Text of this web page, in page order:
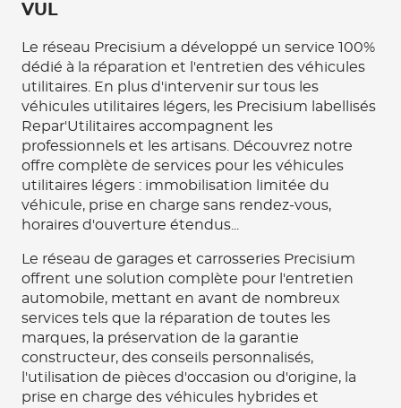
VUL
Le réseau Precisium a développé un service 100%
dédié à la réparation et l'entretien des véhicules
utilitaires. En plus d'intervenir sur tous les
véhicules utilitaires légers, les Precisium labellisés
Repar'Utilitaires accompagnent les
professionnels et les artisans. Découvrez notre
offre complète de services pour les véhicules
utilitaires légers : immobilisation limitée du
véhicule, prise en charge sans rendez-vous,
horaires d'ouverture étendus...
Le réseau de garages et carrosseries Precisium
offrent une solution complète pour l'entretien
automobile, mettant en avant de nombreux
services tels que la réparation de toutes les
marques, la préservation de la garantie
constructeur, des conseils personnalisés,
l'utilisation de pièces d'occasion ou d'origine, la
prise en charge des véhicules hybrides et